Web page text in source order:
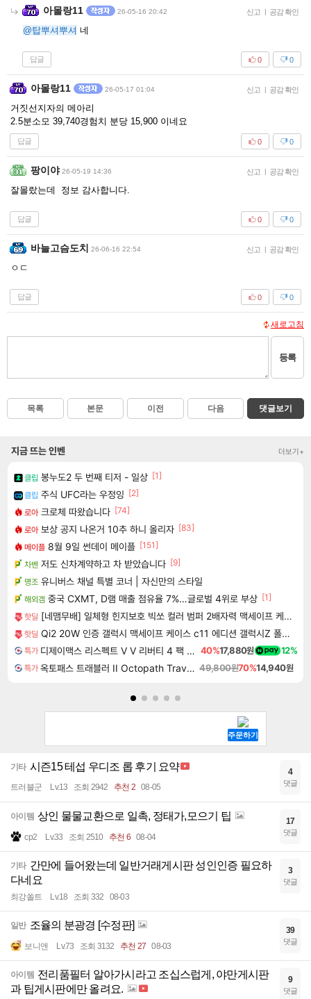
아몰랑11 26-05-16 20:42 신고 공감 확인
@탑뿌셔뿌셔 네
답글 0
0
아몰랑11 26-05-17 01:04 신고 공감 확인
거짓선지자의 메아리
2.5분소모 39,740경험치 분당 15,900 이네요
답글 0
0
팡이야 26-05-19 14:36 신고 공감 확인
잘몰랐는데 정보 감사합니다.
답글 0
0
바늘고슴도치 26-06-16 22:54 신고 공감 확인
ㅇㄷ
답글 0
0
새로고침
등록
목록 본문 이전 다음 댓글보기
지금 뜨는 인벤 더보기+
클립 봉누도2 두 번째 티저 - 일상 [1]
클립 주식 UFC라는 우정잉 [2]
로아 크로체 따왔습니다 [74]
로아 보상 공지 나온거 10추 하니 올리자 [83]
메이플 8월 9일 썬데이 메이플 [151]
차벤 저도 신차계약하고 차 받았습니다 [9]
명조 유니버스 채널 특별 코너 | 자신만의 스타일
해외겜 중국 CXMT, D램 매출 점유율 7%…글로벌 4위로 부상 [1]
핫딜 [네맴무배] 일체형 힌지보호 빅쏘 컬러 범퍼 2배자력 맥세이프 케이스 블랙, 갤럭시Z 폴드8
핫딜 Qi2 20W 인증 갤럭시 맥세이프 케이스 c11 에디션 갤럭시Z 폴드8 울트라, TPU+PC, 피어리스
특가 디제이맥스 리스펙트 V V 리버티 4 팩 DJMAX RESPECT V V Liberty 4 Pack DLC 40%17,880원 12%
특가 옥토패스 트래블러 II Octopath Traveler II 49,800원70%14,940원
기타 시즌15 테섭 우디조 롭 후기 요약
트러블군 Lv.13 조회 2942 추천 2 08-05
4
댓글
아이템 상인 물물교환으로 일촉, 정태가,모으기 팁
cp2 Lv.33 조회 2510 추천 6 08-04
17
댓글
기타 간만에 들어왔는데 일반거래게시판 성인인증 필요하
다네요
최강쏠트 Lv.18 조회 332 08-03
3
댓글
일반 조율의 분광경 [수정판]
보니앤 Lv.73 조회 3132 추천 27 08-03
39
댓글
아이템 전리품필터 알아가시라고 조십스럽게, 야만게시판
과 팁게시판에만 올려요.
9
댓글